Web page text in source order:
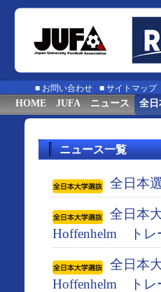
■ お問い合わせ ■ サイトマップ
HOME JUFA ニュース 全日
ニュース一覧
全日本
全日本
Hoffenhelm トレ
全日本
Hoffenhelm トレ